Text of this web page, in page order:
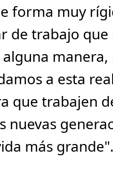
forma muy
de trabajo que
manera,
a esta
que trabajen
nuevas
más grande".